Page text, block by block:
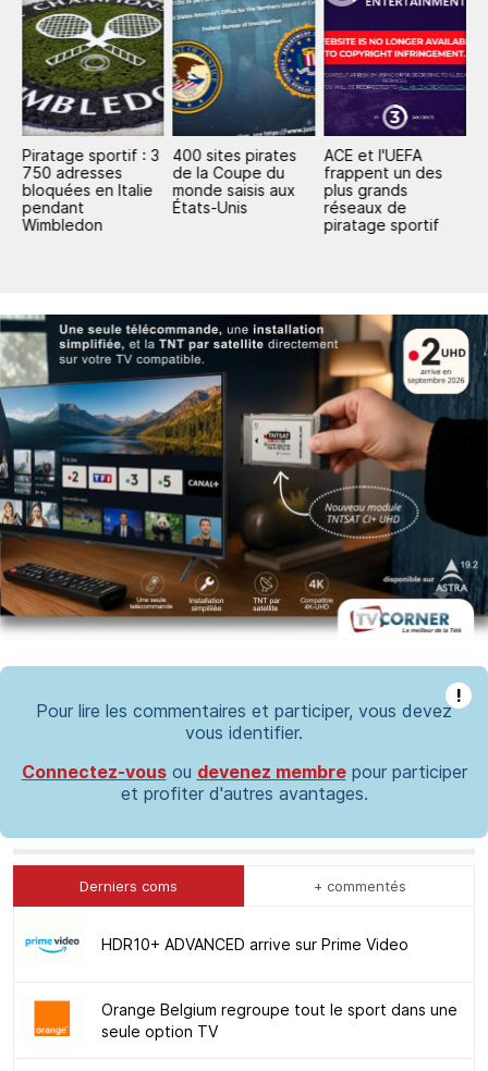
Piratage sportif : 3
750 adresses
bloquées en Italie
pendant
Wimbledon
400 sites pirates
de la Coupe du
monde saisis aux
États-Unis
ACE et l'UEFA
frappent un des
plus grands
réseaux de
piratage sportif
!
Pour lire les commentaires et participer, vous devez
vous identifier.
Connectez-vousou devenez membrepour participer
et profiter d'autres avantages.
Derniers coms + commentés
HDR10+ ADVANCED arrive sur Prime Video
Orange Belgium regroupe tout le sport dans une
seule option TV